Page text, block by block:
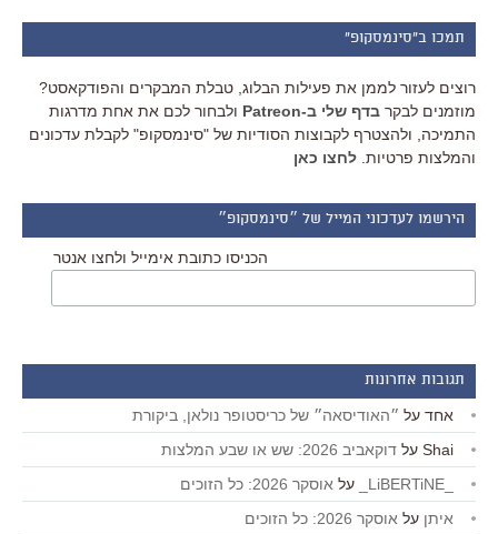
תמכו ב"סינמסקופ"
רוצים לעזור לממן את פעילות הבלוג, טבלת המבקרים והפודקאסט?
מוזמנים לבקר בדף שלי ב-Patreon
ולבחור לכם את אחת מדרגות
התמיכה, ולהצטרף לקבוצות הסודיות של "סינמסקופ" לקבלת עדכונים
והמלצות פרטיות. לחצו כאן
הירשמו לעדכוני המייל של ״סינמסקופ״
הכניסו כתובת אימייל ולחצו אנטר
תגובות אחרונות
אחד על ״האודיסאה״ של כריסטופר נולאן, ביקורת
Shai על דוקאביב 2026: שש או שבע המלצות
על אוסקר 2026: כל הזוכים
איתן על אוסקר 2026: כל הזוכים